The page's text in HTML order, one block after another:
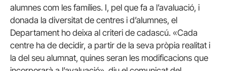
alumnes com les famílies. I, pel que fa a l’avaluació, i
donada la diversitat de centres i d’alumnes, el
Departament ho deixa al criteri de cadascú. «Cada
centre ha de decidir, a partir de la seva pròpia realitat i
la del seu alumnat, quines seran les modificacions que